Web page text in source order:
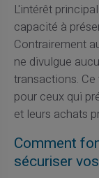
L'intérêt
capacité à
Contrairement
ne divulgue
transactions.
pour ceux qui
et leurs achats
Comment
sécuriser